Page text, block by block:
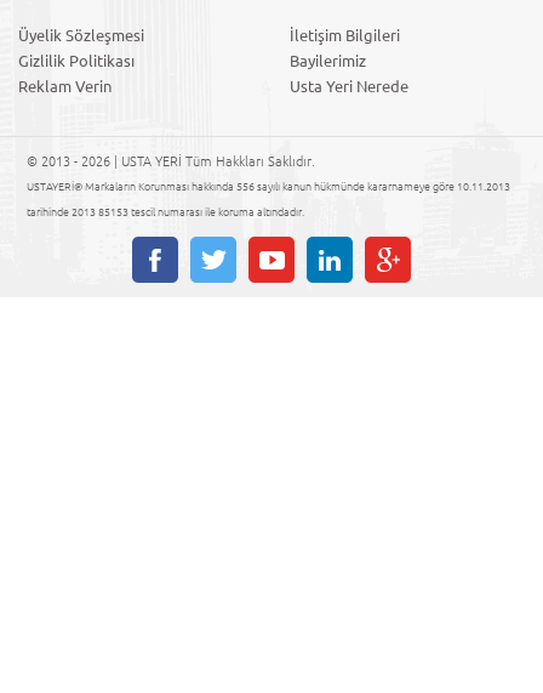
Üyelik Sözleşmesi
Gizlilik Politikası
Reklam Verin
İletişim Bilgileri
Bayilerimiz
Usta Yeri Nerede
© 2013 - 2026 | USTA YERİ Tüm Hakkları Saklıdır.
USTAYERİ® Markaların Korunması hakkında 556 sayılı kanun hükmünde kararnameye göre 10.11.2013
tarihinde 2013 85153 tescil numarası ile koruma altındadır.